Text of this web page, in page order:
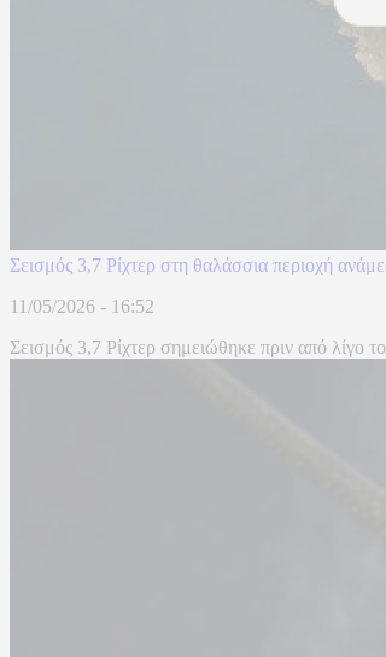
Σεισμός 3,7 Ρίχτερ στη θαλάσσια περιοχή
11/05/2026 - 16:52
Σεισμός 3,7 Ρίχτερ σημειώθηκε πριν από